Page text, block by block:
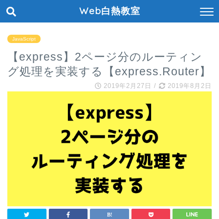
Web白熱教室
JavaScript
【express】2ページ分のルーティン
グ処理を実装する【express.Router】
2019年2月27日 / 2019年8月2日